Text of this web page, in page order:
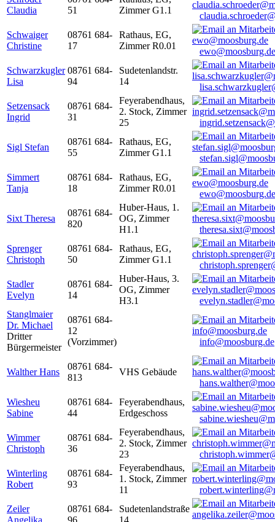
Claudia
51
Zimmer G1.1
Schwaiger
Christine
08761 684-
17
Rathaus, EG,
Zimmer R0.01
ewo@moosburg.de
Schwarzkugler
Lisa
08761 684-
94
Sudetenlandstr.
14
Setzensack
Ingrid
08761 684-
31
Feyerabendhaus,
2. Stock, Zimmer
25
Sigl Stefan
08761 684-
55
Rathaus, EG,
Zimmer G1.1
Simmert
Tanja
08761 684-
18
Rathaus, EG,
Zimmer R0.01
ewo@moosburg.de
Sixt Theresa
08761 684-
820
Huber-Haus, 1.
OG, Zimmer
H1.1
Sprenger
Christoph
08761 684-
50
Rathaus, EG,
Zimmer G1.1
Stadler
Evelyn
08761 684-
14
Huber-Haus, 3.
OG, Zimmer
H3.1
Stanglmaier
Dr. Michael
Dritter
Bürgermeister
08761 684-
12
(Vorzimmer)
info@moosburg.de
Walther Hans
08761 684-
813
VHS Gebäude
Wiesheu
Sabine
08761 684-
44
Feyerabendhaus,
Erdgeschoss
Wimmer
Christoph
08761 684-
36
Feyerabendhaus,
2. Stock, Zimmer
23
Winterling
Robert
08761 684-
93
Feyerabendhaus,
1. Stock, Zimmer
11
Zeiler
Angelika
08761 684-
96
Sudetenlandstraße
14